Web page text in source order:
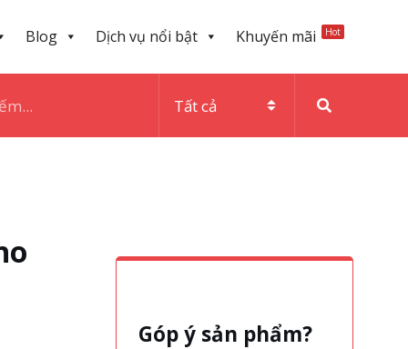
Blog Dịch vụ nổi bật Khuyến mãi Hot
Góp ý sản phẩm?